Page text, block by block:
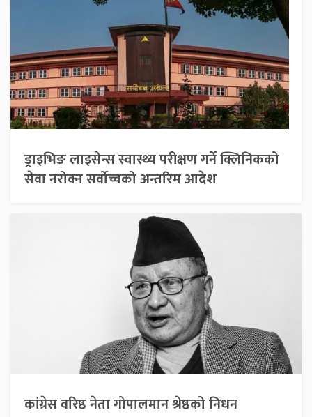
ड्राइभिङ लाइसेन्स स्वास्थ्य परीक्षण गर्ने क्लिनिकको
सेवा नरोक्न सर्वोच्चको अन्तरिम आदेश
कांग्रेस वरिष्ठ नेता गोपालमान श्रेष्ठको निधन